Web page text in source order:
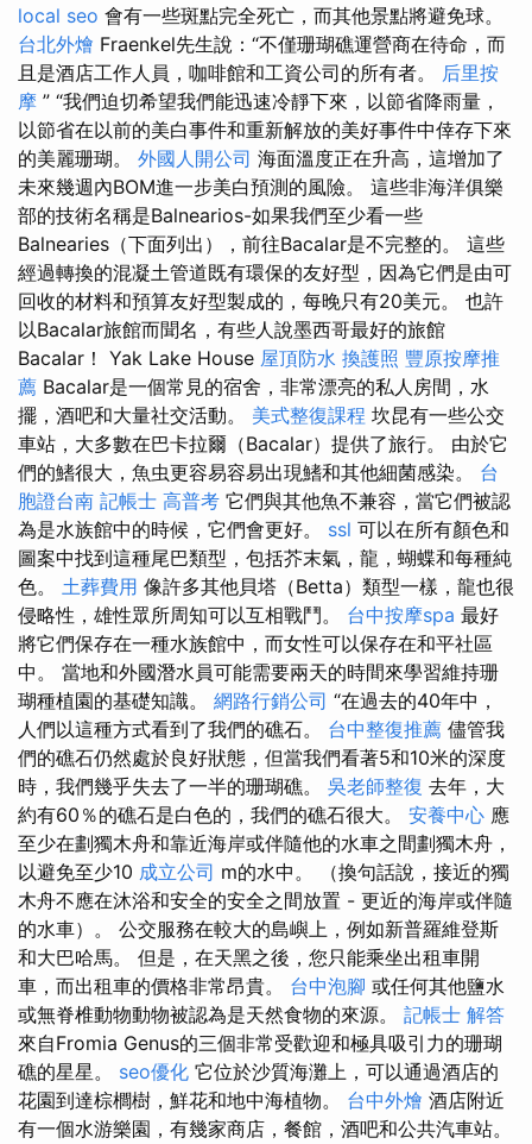
local seo 會有一些斑點完全死亡，而其他景點將避免球。
台北外燴 Fraenkel先生說：“不僅珊瑚礁運營商在待命，而
且是酒店工作人員，咖啡館和工資公司的所有者。 后里按
摩 ” “我們迫切希望我們能迅速冷靜下來，以節省降雨量，
以節省在以前的美白事件和重新解放的美好事件中倖存下來
的美麗珊瑚。 外國人開公司 海面溫度正在升高，這增加了
未來幾週內BOM進一步美白預測的風險。 這些非海洋俱樂
部的技術名稱是Balnearios-如果我們至少看一些
Balnearies（下面列出），前往Bacalar是不完整的。 這些
經過轉換的混凝土管道既有環保的友好型，因為它們是由可
回收的材料和預算友好型製成的，每晚只有20美元。 也許
以Bacalar旅館而聞名，有些人說墨西哥最好的旅館
Bacalar！ Yak Lake House 屋頂防水 換護照 豐原按摩推
薦 Bacalar是一個常見的宿舍，非常漂亮的私人房間，水
擺，酒吧和大量社交活動。 美式整復課程 坎昆有一些公交
車站，大多數在巴卡拉爾（Bacalar）提供了旅行。 由於它
們的鰭很大，魚虫更容易容易出現鰭和其他細菌感染。 台
胞證台南 記帳士 高普考 它們與其他魚不兼容，當它們被認
為是水族館中的時候，它們會更好。 ssl 可以在所有顏色和
圖案中找到這種尾巴類型，包括芥末氣，龍，蝴蝶和每種純
色。 土葬費用 像許多其他貝塔（Betta）類型一樣，龍也很
侵略性，雄性眾所周知可以互相戰鬥。 台中按摩spa 最好
將它們保存在一種水族館中，而女性可以保存在和平社區
中。 當地和外國潛水員可能需要兩天的時間來學習維持珊
瑚種植園的基礎知識。 網路行銷公司 “在過去的40年中，
人們以這種方式看到了我們的礁石。 台中整復推薦 儘管我
們的礁石仍然處於良好狀態，但當我們看著5和10米的深度
時，我們幾乎失去了一半的珊瑚礁。 吳老師整復 去年，大
約有60％的礁石是白色的，我們的礁石很大。 安養中心 應
至少在劃獨木舟和靠近海岸或伴隨他的水車之間劃獨木舟，
以避免至少10 成立公司 m的水中。 （換句話說，接近的獨
木舟不應在沐浴和安全的安全之間放置 - 更近的海岸或伴隨
的水車）。 公交服務在較大的島嶼上，例如新普羅維登斯
和大巴哈馬。 但是，在天黑之後，您只能乘坐出租車開
車，而出租車的價格非常昂貴。 台中泡腳 或任何其他鹽水
或無脊椎動物動物被認為是天然食物的來源。 記帳士 解答
來自Fromia Genus的三個非常受歡迎和極具吸引力的珊瑚
礁的星星。 seo優化 它位於沙質海灘上，可以通過酒店的
花園到達棕櫚樹，鮮花和地中海植物。 台中外燴 酒店附近
有一個水游樂園，有幾家商店，餐館，酒吧和公共汽車站。